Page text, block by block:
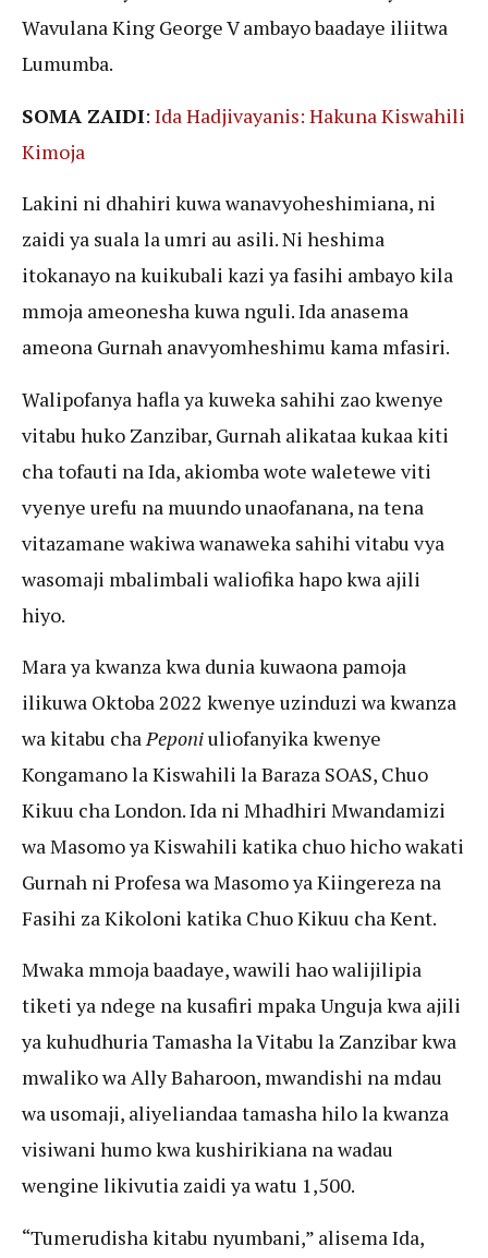
Wavulana King George V ambayo baadaye iliitwa
Lumumba.
SOMA ZAIDI: Ida Hadjivayanis: Hakuna Kiswahili
Kimoja
Lakini ni dhahiri kuwa wanavyoheshimiana, ni
zaidi ya suala la umri au asili. Ni heshima
itokanayo na kuikubali kazi ya fasihi ambayo kila
mmoja ameonesha kuwa nguli. Ida anasema
ameona Gurnah anavyomheshimu kama mfasiri.
Walipofanya hafla ya kuweka sahihi zao kwenye
vitabu huko Zanzibar, Gurnah alikataa kukaa kiti
cha tofauti na Ida, akiomba wote waletewe viti
vyenye urefu na muundo unaofanana, na tena
vitazamane wakiwa wanaweka sahihi vitabu vya
wasomaji mbalimbali waliofika hapo kwa ajili
hiyo.
Mara ya kwanza kwa dunia kuwaona pamoja
ilikuwa Oktoba 2022 kwenye uzinduzi wa kwanza
wa kitabu chaPeponiuliofanyika kwenye
Kongamano la Kiswahili la Baraza SOAS, Chuo
Kikuu cha London. Ida ni Mhadhiri Mwandamizi
wa Masomo ya Kiswahili katika chuo hicho wakati
Gurnah ni Profesa wa Masomo ya Kiingereza na
Fasihi za Kikoloni katika Chuo Kikuu cha Kent.
Mwaka mmoja baadaye, wawili hao walijilipia
tiketi ya ndege na kusafiri mpaka Unguja kwa ajili
ya kuhudhuria Tamasha la Vitabu la Zanzibar kwa
mwaliko wa Ally Baharoon, mwandishi na mdau
wa usomaji, aliyeliandaa tamasha hilo la kwanza
visiwani humo kwa kushirikiana na wadau
wengine likivutia zaidi ya watu 1,500.
“Tumerudisha kitabu nyumbani,” alisema Ida,